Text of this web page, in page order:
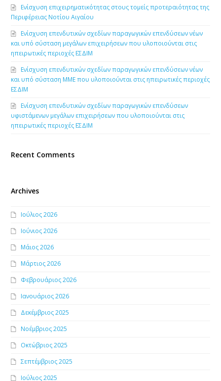
Ενίσχυση επιχειρηματικότητας στους τομείς προτεραιότητας της
Περιφέρειας Νοτίου Αιγαίου
Ενίσχυση επενδυτικών σχεδίων παραγωγικών επενδύσεων νέων
και υπό σύσταση μεγάλων επιχειρήσεων που υλοποιούνται στις
ηπειρωτικές περιοχές ΕΣΔΙΜ
Ενίσχυση επενδυτικών σχεδίων παραγωγικών επενδύσεων νέων
και υπό σύσταση ΜΜΕ που υλοποιούνται στις ηπειρωτικές περιοχές
ΕΣΔΙΜ
Ενίσχυση επενδυτικών σχεδίων παραγωγικών επενδύσεων
υφιστάμενων μεγάλων επιχειρήσεων που υλοποιούνται στις
ηπειρωτικές περιοχές ΕΣΔΙΜ
Recent Comments
Archives
Ιούλιος 2026
Ιούνιος 2026
Μάιος 2026
Μάρτιος 2026
Φεβρουάριος 2026
Ιανουάριος 2026
Δεκέμβριος 2025
Νοέμβριος 2025
Οκτώβριος 2025
Σεπτέμβριος 2025
Ιούλιος 2025